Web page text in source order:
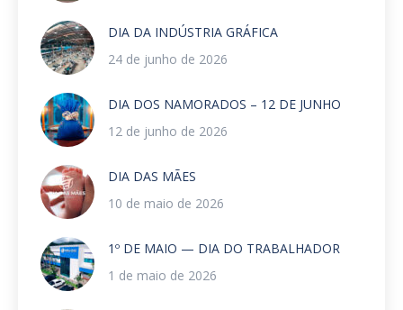
DIA DA INDÚSTRIA GRÁFICA
24 de junho de 2026
DIA DOS NAMORADOS – 12 DE JUNHO
12 de junho de 2026
DIA DAS MÃES
10 de maio de 2026
1º DE MAIO — DIA DO TRABALHADOR
1 de maio de 2026